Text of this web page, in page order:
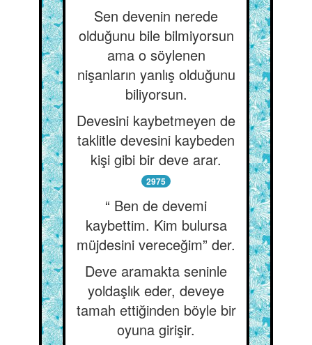
Sen devenin nerede
olduğunu bile bilmiyorsun
ama o söylenen
nişanların yanlış olduğunu
biliyorsun.
Devesini kaybetmeyen de
taklitle devesini kaybeden
kişi gibi bir deve arar.
2975
“ Ben de devemi
kaybettim. Kim bulursa
müjdesini vereceğim” der.
Deve aramakta seninle
yoldaşlık eder, deveye
tamah ettiğinden böyle bir
oyuna girişir.